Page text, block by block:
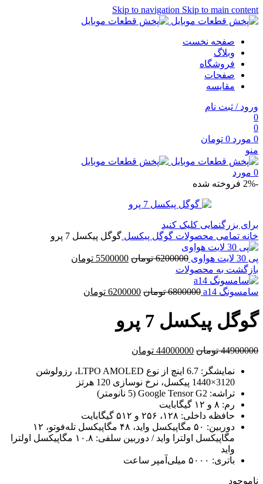
Skip to navigation Skip to main content
صفحه نخست
وبلاگ
فروشگاه
صفحات
مقایسه
ورود / ثبت نام
0
0
0 مورد 0 تومان
منو
0 مورد
-2%
فروخته شده
برای بزرگنمایی کلیک کنید
خانه تمامی محصولات گوگل پیکسل گوگل پیکسل 7 پرو
پی 30 لایت هواوی 6200000 تومان 5500000 تومان
بازگشت به محصولات
سامسونگ a14 6800000 تومان 6200000 تومان
گوگل پیکسل 7 پرو
44900000 تومان 44000000 تومان
نمایشگر: 6.7 اینچ از نوع LTPO AMOLED، رزولوشن
3120×1440 پیکسل، نرخ نوسازی 120 هرتز
تراشه: Google Tensor G2 (5 نانومتر)
رم: ۸ و ۱۲ گیگابایت
حافظه داخلی: ۱۲۸، ۲۵۶ و ۵۱۲ گیگابایت
دوربین: ۵۰ مگاپیکسل واید، ۴۸ مگاپیکسل تله‌فوتو، ۱۲
مگاپیکسل اولترا واید / دوربین سلفی: ۱۰.۸ مگاپیکسل اولترا
واید
باتری: ۵۰۰۰ میلی‌آمپر ساعت
ناموجود